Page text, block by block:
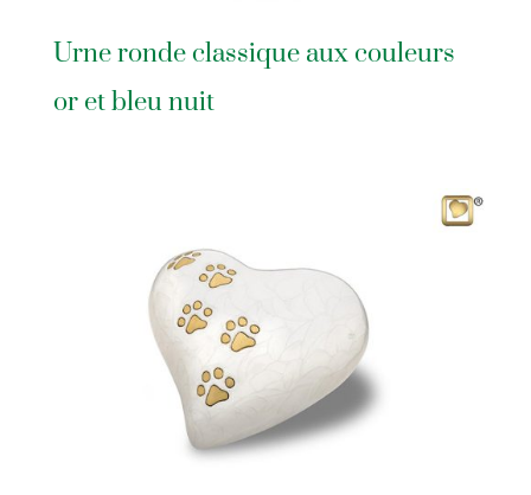
Urne ronde classique aux couleurs
or et bleu nuit